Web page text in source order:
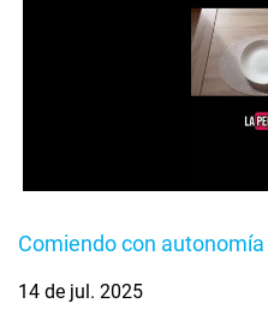
Comiendo con autonomía
14 de jul. 2025